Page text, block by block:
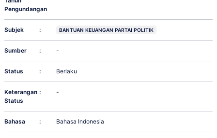
Pengundangan
Subjek : BANTUAN KEUANGAN PARTAI POLITIK
Sumber : -
Status : Berlaku
Keterangan
Status
: -
Bahasa : Bahasa Indonesia